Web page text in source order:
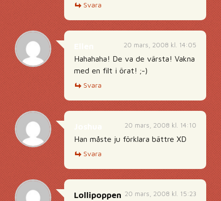
Svara
20 mars, 2008 kl. 14:05
Hahahaha! De va de värsta! Vakna
med en filt i örat! ;-)
Svara
20 mars, 2008 kl. 14:10
Han måste ju förklara bättre XD
Svara
20 mars, 2008 kl. 15:23
Lollipoppen